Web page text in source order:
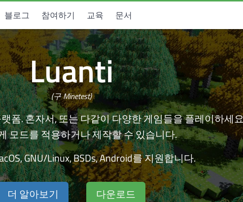
블로그 참여하기 교육 문서
Luanti
(구 Minetest)
폼. 혼자서, 또는 다같이 다양한 게임들을 플레이하세
모드를 적용하거나 제작할 수 있습니다.
GNU/Linux, BSDs, Android를 지원합니다.
더 알아보기 다운로드